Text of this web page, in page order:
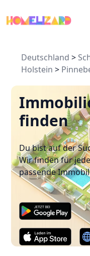
Deutschland >
Holstein >
finden
Du bist auf der
Wir finden für
passende